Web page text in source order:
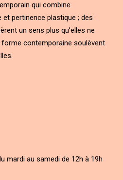
qui combine
pertinence plastique ; des
un sens plus qu’elles ne
forme contemporaine soulèvent
mardi au samedi de 12h à 19h